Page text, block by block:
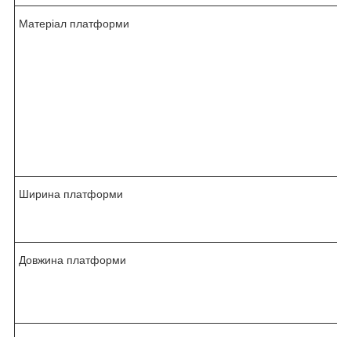
Матеріал платформи
Ширина платформи
Довжина платформи